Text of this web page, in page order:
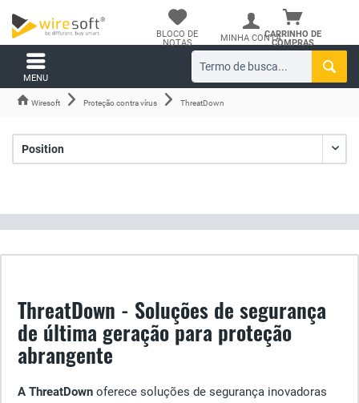
CARRINHO DE
COMPRAS
BLOCO DE
NOTAS
MINHA CONTA
MENU
Wiresoft Proteção contra vírus ThreatDown
ThreatDown - Soluções de segurança
de última geração para proteção
abrangente
A ThreatDown oferece soluções de segurança inovadoras